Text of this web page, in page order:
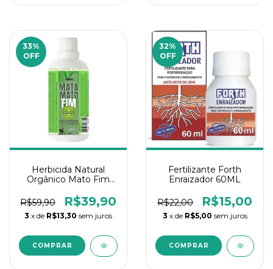
33%
OFF
Herbicida Natural
Orgânico Mato Fim
R$59,90
R$39,90
3 x de R$13,30 sem juros
32%
OFF
Fertilizante Forth
Enraizador 60ML
R$22,00 R$15,00
3 x de R$5,00 sem juros